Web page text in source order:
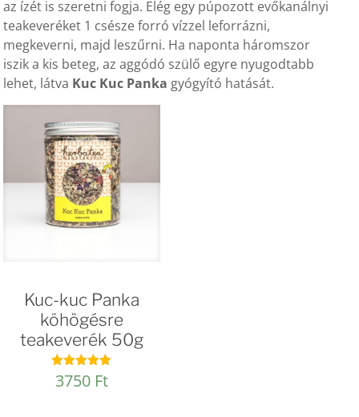
az ízét is szeretni fogja. Elég egy púpozott evőkanálnyi
teakeveréket 1 csésze forró vízzel leforrázni,
megkeverni, majd leszűrni. Ha naponta háromszor
iszik a kis beteg, az aggódó szülő egyre nyugodtabb
lehet, látva Kuc Kuc Panka gyógyító hatását.
Kuc-kuc Panka
köhögésre
teakeverék 50g
Értékelés:
4.97
3750 Ft